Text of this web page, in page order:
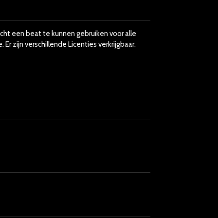
een beat te kunnen gebruiken voor alle
Er zijn verschillende Licenties verkrijgbaar.